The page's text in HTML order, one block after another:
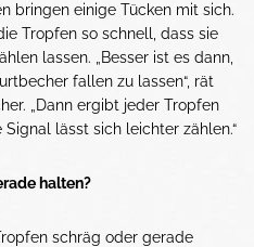
bringen einige Tücken mit sich.
Tropfen so schnell, dass sie
lassen. „Besser ist es dann,
fallen zu lassen“, rät
„Dann ergibt jeder Tropfen
lässt sich leichter zählen.“
halten?
schräg oder gerade